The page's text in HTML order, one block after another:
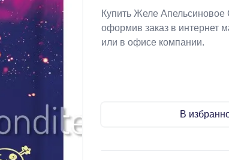
Купить Желе
оформив заказ в интернет
или в офисе компании.
В